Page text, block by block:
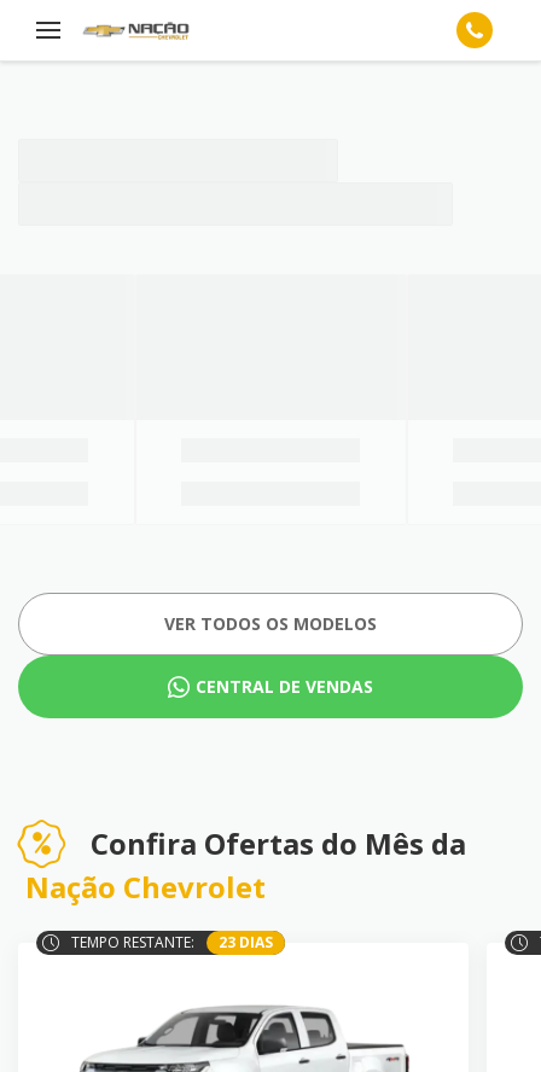
VER TODOS OS MODELOS
CENTRAL DE VENDAS
Confira Ofertas do Mês da
Nação Chevrolet
TEMPO RESTANTE: 23 DIAS